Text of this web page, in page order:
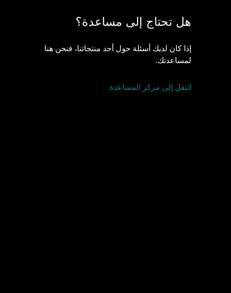
هل تحتاج إلى مساعدة؟
إذا كان لديك أسئلة حول أحد منتجاتنا، فنحن هنا
لمساعدتك.
انتقل إلى مركز المساعدة